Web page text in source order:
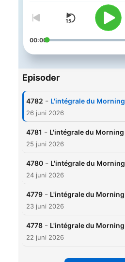
00:00
Episoder
4782 - L'intégrale du Morning
26 juni 2026
4781 - L'intégrale du Morning
25 juni 2026
4780 - L'intégrale du Morning
24 juni 2026
4779 - L'intégrale du Morning
23 juni 2026
4778 - L'intégrale du Morning
22 juni 2026